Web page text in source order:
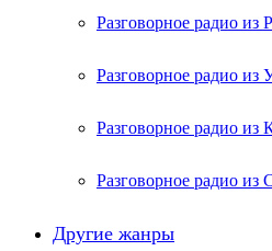
Разговорное радио из
Разговорное радио из
Разговорное радио из
Разговорное радио
Другие жанры